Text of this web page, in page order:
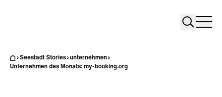
Search
Seestadt Stories
unternehmen
Unternehmen des Monats: my-booking.org